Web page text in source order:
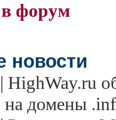
форум
новости
| HighWay.ru
на домены